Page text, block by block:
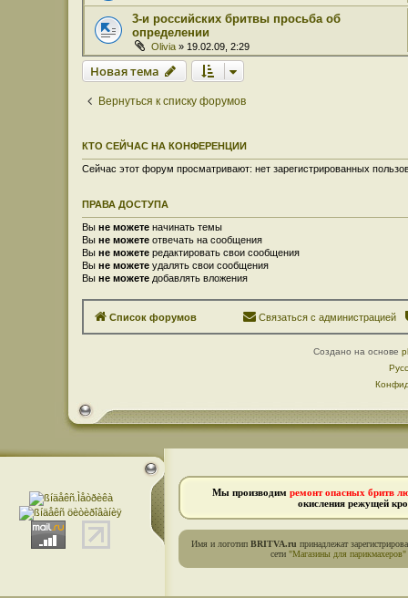
3-и российских бритвы просьба об
определении
Olivia » 19.02.09, 2:29
Новая тема
Вернуться к списку форумов
КТО СЕЙЧАС НА КОНФЕРЕНЦИИ
Сейчас этот форум просматривают: нет зарегистрированных
ПРАВА ДОСТУПА
Вы не можете начинать темы
Вы не можете отвечать на сообщения
Вы не можете редактировать свои сообщения
Вы не можете удалять свои сообщения
Вы не можете добавлять вложения
Список форумов Связаться с администрацией
Создано на основе
Мы производим ремонт опасных бритв
окисления режущей
Имя и логотип BRITVA.ru принадлежат
сети "Магазины для парикмахеров"